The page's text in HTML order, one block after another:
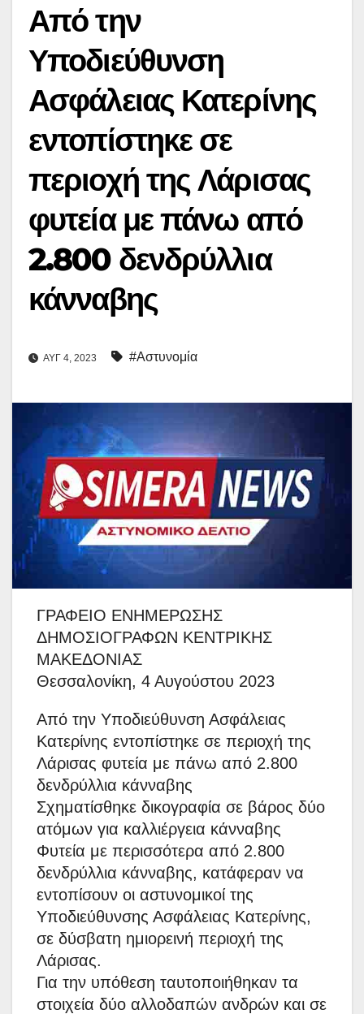
Από την
Υποδιεύθυνση
Ασφάλειας Κατερίνης
εντοπίστηκε σε
περιοχή της Λάρισας
φυτεία με πάνω από
2.800 δενδρύλλια
κάνναβης
ΑΥΓ 4, 2023 #Αστυνομία
ΓΡΑΦΕΙΟ ΕΝΗΜΕΡΩΣΗΣ
ΔΗΜΟΣΙΟΓΡΑΦΩΝ ΚΕΝΤΡΙΚΗΣ
ΜΑΚΕΔΟΝΙΑΣ
Θεσσαλονίκη, 4 Αυγούστου 2023
Από την Υποδιεύθυνση Ασφάλειας
Κατερίνης εντοπίστηκε σε περιοχή της
Λάρισας φυτεία με πάνω από 2.800
δενδρύλλια κάνναβης
Σχηματίσθηκε δικογραφία σε βάρος δύο
ατόμων για καλλιέργεια κάνναβης
Φυτεία με περισσότερα από 2.800
δενδρύλλια κάνναβης, κατάφεραν να
εντοπίσουν οι αστυνομικοί της
Υποδιεύθυνσης Ασφάλειας Κατερίνης,
σε δύσβατη ημιορεινή περιοχή της
Λάρισας.
Για την υπόθεση ταυτοποιήθηκαν τα
στοιχεία δύο αλλοδαπών ανδρών και σε